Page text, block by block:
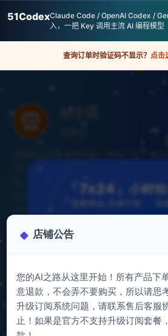
51CodexClaude Code / OpenAI Codex /
入，一把 Key 调用主流 AI 编程模型
查询订单时验证码不显示？ 点击